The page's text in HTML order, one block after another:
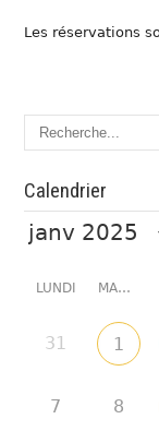
Les réservations
Calendrier
LUNDI MARDI
31 1
7 8